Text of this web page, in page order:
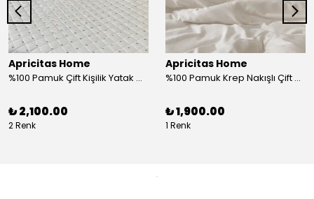
Apricitas Home
%100 Pamuk Çift Kişilik Yatak Örtüsü Takımı
₺ 2,100.00
2 Renk
Apricitas Home
%100 Pamuk Krep Nakışlı Çift Kişilik Nevresim Takımı
₺ 1,900.00
1 Renk